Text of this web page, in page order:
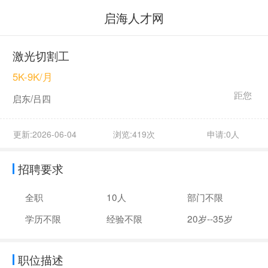
启海人才网
激光切割工
距您
5K-9K/月
启东/吕四
更新:2026-06-04 浏览:419次 申请:0人
招聘要求
全职 10人
部门不限
学历不限
经验不限 20岁--35岁
职位描述